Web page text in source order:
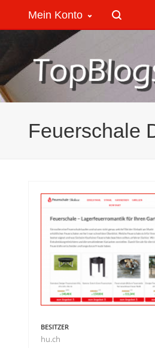
Mein Konto
Feuerschale
BESITZER
hu.ch